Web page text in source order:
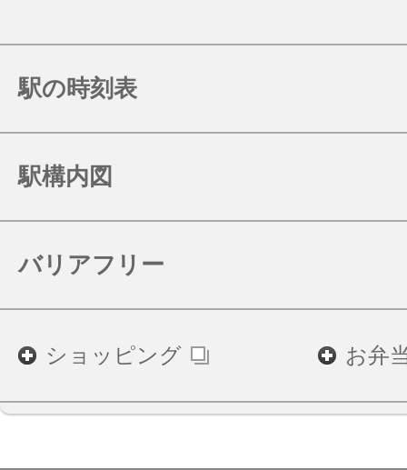
駅の時刻表
駅構内図
バリアフリー
ショッピング お弁